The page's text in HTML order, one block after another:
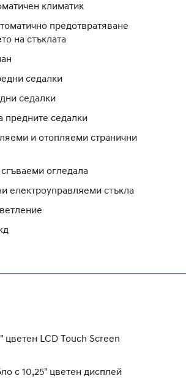
климатик
предотвратяване
на стъклата
седалки
седалки
предните седалки
и отопляеми странични
огледала
електроуправляеми стъкла
цветен LCD Touch Screen
с 10,25" цветен дисплей